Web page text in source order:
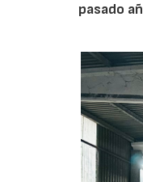
pasado